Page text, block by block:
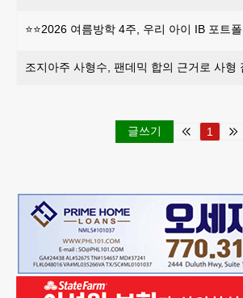
⭐️⭐️2026 여름방학 4주, 우리 아이 IB 포트
조지아주 사형수, 팬데믹 합의 근거로 사형
글쓰기 1